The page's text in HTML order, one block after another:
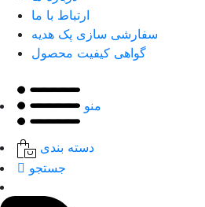
ارتباط با ما
سفارشی سازی پک هدیه
گواهی کیفیت محصول
منو
دسته بندی
جستجو